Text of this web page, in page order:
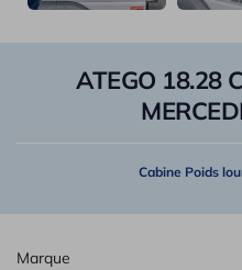
ATEGO 18.28
Cabine Poids
Marque